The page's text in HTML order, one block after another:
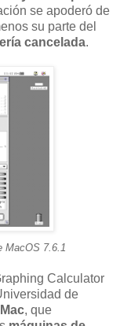
se apoderó de
su parte del
cancelada.
MacOS 7.6.1
Calculator
de
Mac, que